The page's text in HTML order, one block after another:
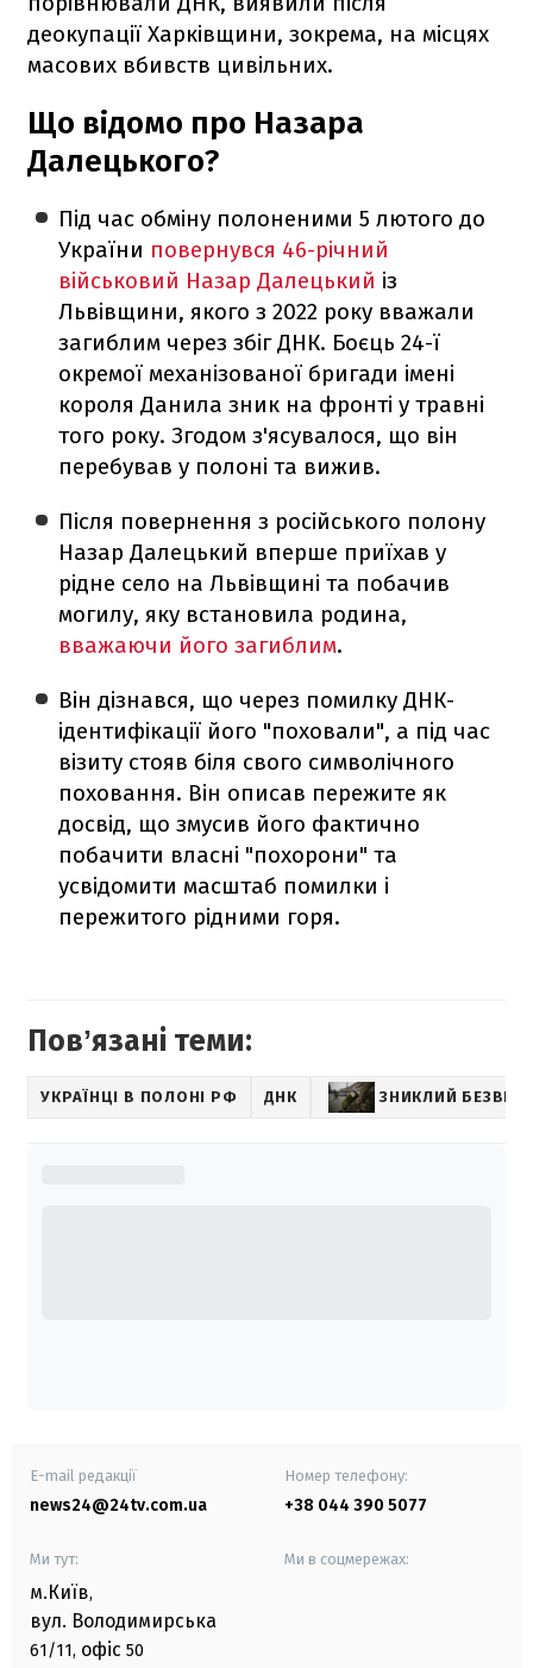
деокупації Харківщини, зокрема, на місцях
масових вбивств цивільних.
Що відомо про Назара
Далецького?
Під час обміну полоненими 5 лютого до
України повернувся 46-річний
військовий Назар Далецький із
Львівщини, якого з 2022 року вважали
загиблим через збіг ДНК. Боєць 24-ї
окремої механізованої бригади імені
короля Данила зник на фронті у травні
того року. Згодом з'ясувалося, що він
перебував у полоні та вижив.
Після повернення з російського полону
Назар Далецький вперше приїхав у
рідне село на Львівщині та побачив
могилу, яку встановила родина,
вважаючи його загиблим.
Він дізнався, що через помилку ДНК-
ідентифікації його "поховали", а під час
візиту стояв біля свого символічного
поховання. Він описав пережите як
досвід, що змусив його фактично
побачити власні "похорони" та
усвідомити масштаб помилки і
пережитого рідними горя.
Повʼязані теми:
УКРАЇНЦІ В ПОЛОНІ РФ ДНК ЗНИКЛИЙ
E-mail редакції
news24@24tv.com.ua
Номер телефону:
+38 044 390 5077
Ми тут:
м.Київ,
вул. Володимирська
61/11, офіс 50
Ми в соцмережах: